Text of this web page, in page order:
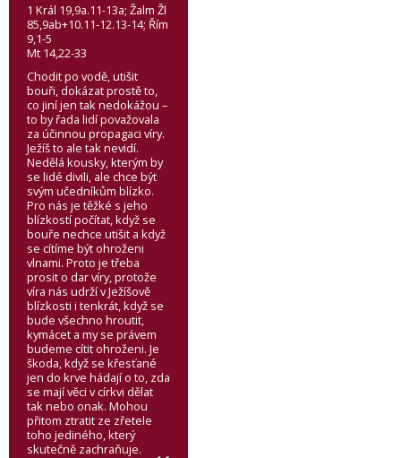
1 Král 19,9a.11-13a; Žalm Žl
85,9ab+10.11-12.13-14; Řím
9,1-5
Mt 14,22-33
Chodit po vodě, utišit
bouři, dokázat prostě to,
co jiní jen tak nedokážou –
to by řada lidí považovala
za účinnou propagaci víry.
Ježíš to ale tak nevidí.
Nedělá kousky, kterým by
se lidé divili, ale chce být
svým učedníkům blízko.
Pro nás je těžké s jeho
blízkostí počítat, když se
bouře nechce utišit a když
se cítíme být ohroženi
vlnami. Proto je třeba
prosit o dar víry, protože
víra nás udrží v Ježíšově
blízkosti i tenkrát, když se
bude všechno hroutit,
kymácet a my se právem
budeme cítit ohroženi. Je
škoda, když se křesťané
jen do krve hádají o to, zda
se mají věci v církvi dělat
tak nebo onak. Mohou
přitom ztratit ze zřetele
toho jediného, který
skutečně zachraňuje.